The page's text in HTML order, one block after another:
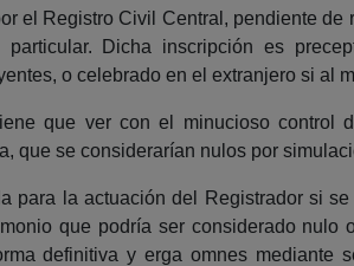
el Registro Civil Central, pendiente
Dicha inscripción es
o celebrado en el extranjero si al
que ver con el minucioso
que se considerarían nulos por
para la actuación del Registrador si
que podría ser considerado
definitiva y erga omnes